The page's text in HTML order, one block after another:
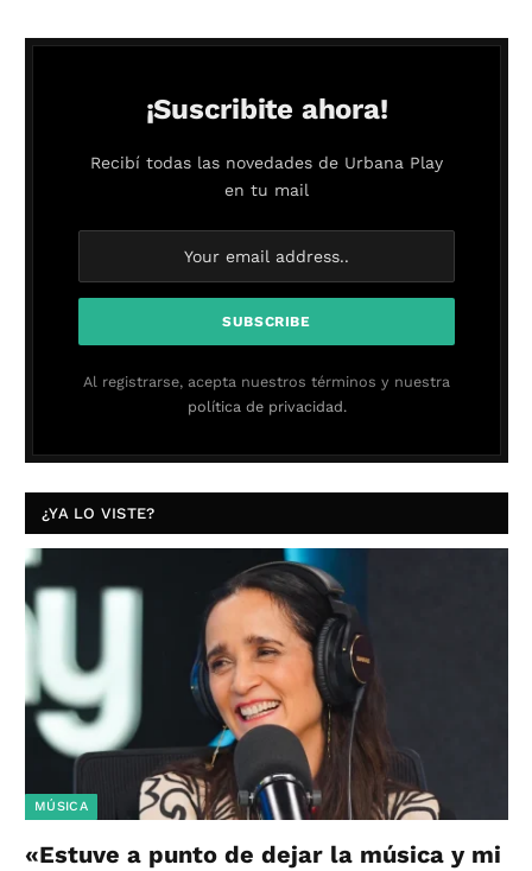
¡Suscribite ahora!
Recibí todas las novedades de Urbana Play
en tu mail
Al registrarse, acepta nuestros términos y nuestra
política de privacidad.
¿YA LO VISTE?
MÚSICA
«Estuve a punto de dejar la música y mi